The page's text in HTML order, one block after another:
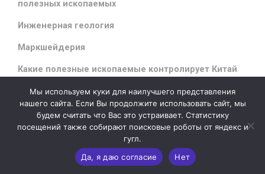
полезных ископаемых
Инженерная геология
Маркшейдерия
Какие полезные ископаемые контролирует Китай
evolvetheme by Theme4Press - Powered by WordPress
Мы используем куки для наилучшего представления
нашего сайта. Если Вы продолжите использовать сайт, мы
будем считать что Вас это устраивает. Статистику
посещений также собирают поисковые роботы от яндекс и
гугл.
Да, я даю согласие
Нет